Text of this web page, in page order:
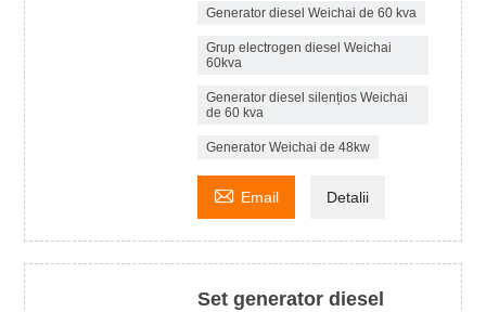
Generator diesel Weichai de 60 kva
Grup electrogen diesel Weichai
60kva
Generator diesel silențios Weichai
de 60 kva
Generator Weichai de 48kw
 Email Detalii
Set generator diesel